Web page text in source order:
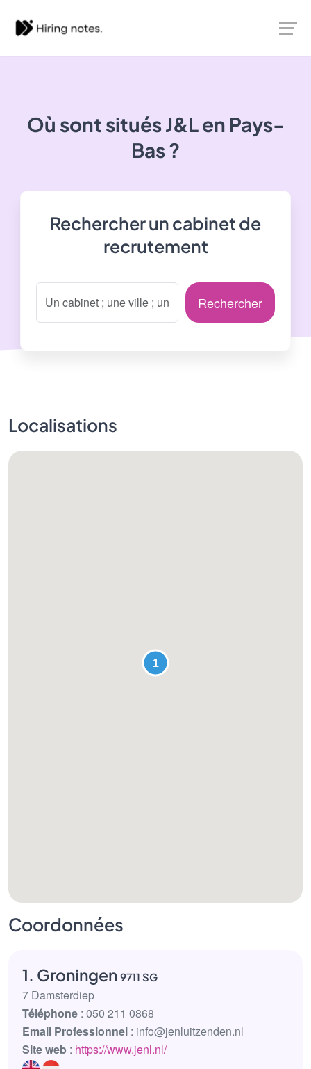
Où sont situésJ&Len Pays-
Bas ?
Rechercher un cabinet de
recrutement
Rechercher
Localisations
Coordonnées
1. Groningen 9711 SG
7 Damsterdiep
Téléphone : 050 211 0868
Email Professionnel : info@jenluitzenden.nl
Site web : https://www.jenl.nl/